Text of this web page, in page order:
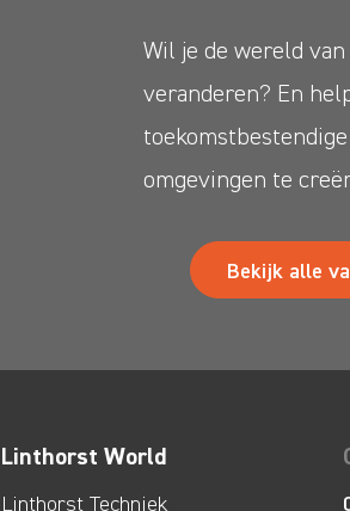
Wil je de wereld
veranderen? En
omgevingen te
Bekijk alle
Linthorst World
Linthorst Techniek